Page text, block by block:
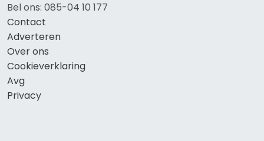
Bel ons: 085-04 10 177
Contact
Adverteren
Over ons
Cookieverklaring
Avg
Privacy